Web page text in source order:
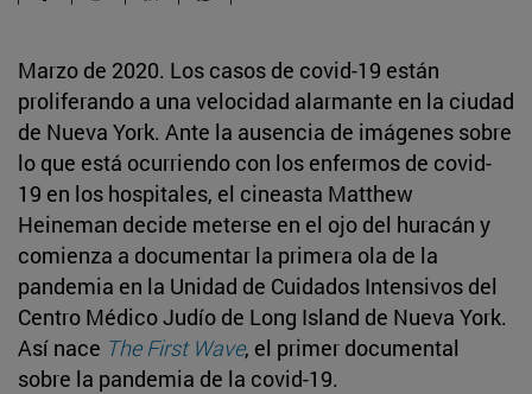
Marzo de 2020. Los casos de covid-19 están
proliferando a una velocidad alarmante en la ciudad
de Nueva York. Ante la ausencia de imágenes sobre
lo que está ocurriendo con los enfermos de covid-
19 en los hospitales, el cineasta Matthew
Heineman decide meterse en el ojo del huracán y
comienza a documentar la primera ola de la
pandemia en la Unidad de Cuidados Intensivos del
Centro Médico Judío de Long Island de Nueva York.
Así nace The First Wave, el primer documental
sobre la pandemia de la covid-19.